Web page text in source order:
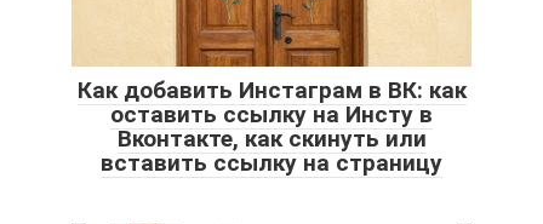
Как добавить Инстаграм в ВК: как
оставить ссылку на Инсту в
Вконтакте, как скинуть или
вставить ссылку на страницу